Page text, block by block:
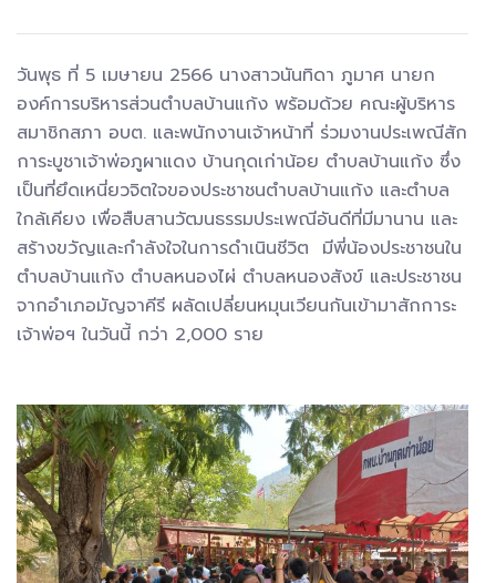
วันพุธ ที่ 5 เมษายน 2566 นางสาวนันทิดา ภูมาศ นายก
องค์การบริหารส่วนตำบลบ้านแก้ง พร้อมด้วย คณะผู้บริหาร
สมาชิกสภา อบต. และพนักงานเจ้าหน้าที่ ร่วมงานประเพณีสัก
การะบูชาเจ้าพ่อภูผาแดง บ้านกุดเก่าน้อย ตำบลบ้านแก้ง ซึ่ง
เป็นที่ยึดเหนี่ยวจิตใจของประชาชนตำบลบ้านแก้ง และตำบล
ใกล้เคียง เพื่อสืบสานวัฒนธรรมประเพณีอันดีที่มีมานาน และ
สร้างขวัญและกำลังใจในการดำเนินชีวิต มีพี่น้องประชาชนใน
ตำบลบ้านแก้ง ตำบลหนองไผ่ ตำบลหนองสังข์ และประชาชน
จากอำเภอมัญจาคีรี ผลัดเปลี่ยนหมุนเวียนกันเข้ามาสักการะ
เจ้าพ่อฯ ในวันนี้ กว่า 2,000 ราย